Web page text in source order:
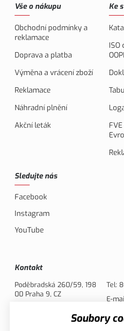
Vše o nákupu
Obchodní podmínky a
reklamace
Doprava a platba
Výměna a vrácení zboží
Reklamace
Náhradní plnění
Akční leták
Ke
Sledujte nás
Facebook
Instagram
YouTube
Kontakt
Poděbradská 260/59, 198
00 Praha 9, CZ
Tel:
E-
Soubory